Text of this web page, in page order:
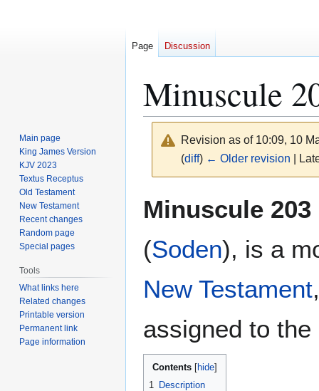
Minuscule
Revision as of 10:09, 10
(diff) ← Older revision |
toto
Minuscule 203
(Soden), is a
New Testament
assigned to
Contents
1
Description
Page Discussion
Main page
King James Version
KJV 2023
Textus Receptus
Old Testament
New Testament
Recent changes
Random page
Special pages
Tools
What links here
Related changes
Printable version
Permanent link
Page information